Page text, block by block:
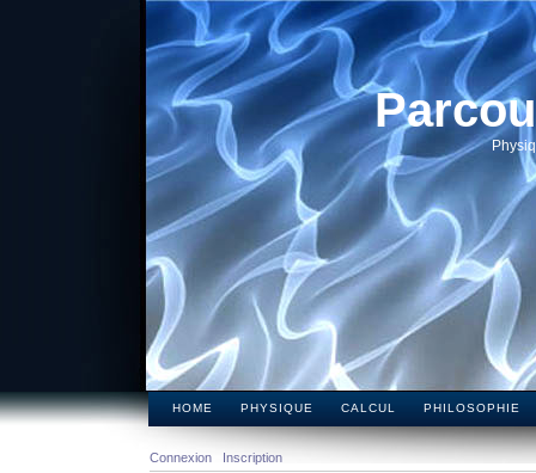
HOME PHYSIQUE CALCUL PHILOSOPHIE
Connexion Inscription